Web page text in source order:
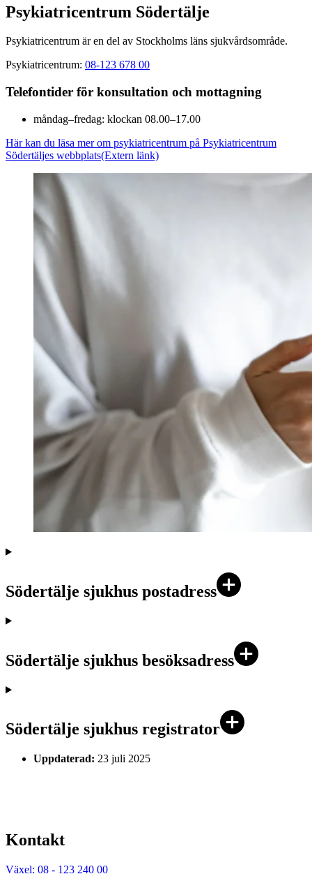
Psykiatricentrum Södertälje
Psykiatricentrum är en del av Stockholms läns sjukvårdsområde.
Psykiatricentrum: 08-123 678 00
Telefontider för konsultation och mottagning
måndag–fredag: klockan 08.00–17.00
Här kan du läsa mer om psykiatricentrum på Psykiatricentrum
Södertäljes webbplats(Extern länk)
Södertälje sjukhus postadress
Södertälje sjukhus besöksadress
Södertälje sjukhus registrator
Uppdaterad: 23 juli 2025
Kontakt
Växel: 08 - 123 240 00